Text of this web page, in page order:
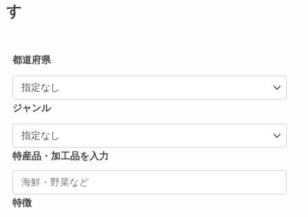
す
都道府県
ジャンル
特産品・加工品を入力
特徴